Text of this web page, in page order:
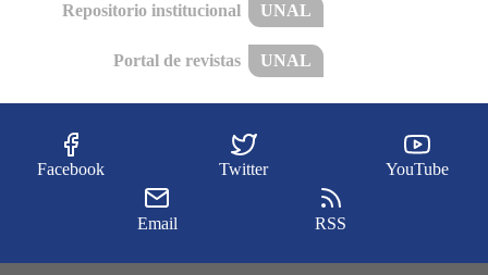
Repositorio institucional UNAL
Portal de revistas UNAL
Facebook Twitter YouTube
Email RSS